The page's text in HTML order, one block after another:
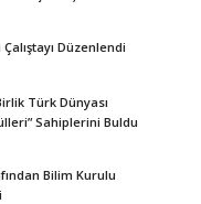
Düzenlendi
Türk Dünyası
Sahiplerini Buldu
Bilim Kurulu